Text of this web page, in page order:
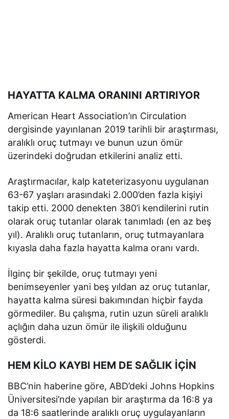
HAYATTA KALMA ORANINI ARTIRIYOR
American Heart Association’ın Circulation
dergisinde yayınlanan 2019 tarihli bir araştırması,
aralıklı oruç tutmayı ve bunun uzun ömür
üzerindeki doğrudan etkilerini analiz etti.
Araştırmacılar, kalp kateterizasyonu uygulanan
63-67 yaşları arasındaki 2.000’den fazla kişiyi
takip etti. 2000 denekten 380’i kendilerini rutin
olarak oruç tutanlar olarak tanımladı (en az beş
yıl). Aralıklı oruç tutanların, oruç tutmayanlara
kıyasla daha fazla hayatta kalma oranı vardı.
İlginç bir şekilde, oruç tutmayı yeni
benimseyenler yani beş yıldan az oruç tutanlar,
hayatta kalma süresi bakımından hiçbir fayda
görmediler. Bu çalışma, rutin uzun süreli aralıklı
açlığın daha uzun ömür ile ilişkili olduğunu
gösterdi.
HEM KİLO KAYBI HEM DE SAĞLIK İÇİN
BBC’nin haberine göre, ABD’deki Johns Hopkins
Üniversitesi’nde yapılan bir araştırma da 16:8 ya
da 18:6 saatlerinde aralıklı oruç uygulayanların